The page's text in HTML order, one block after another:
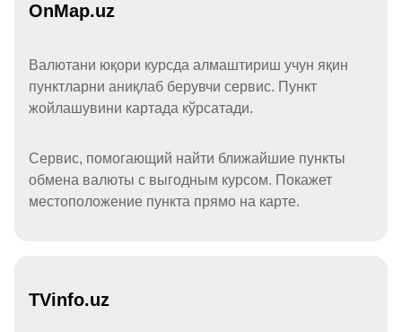
OnMap.uz
Валютани юқори курсда алмаштириш учун яқин
пунктларни аниқлаб берувчи сервис. Пункт
жойлашувини картада кўрсатади.
Сервис, помогающий найти ближайшие пункты
обмена валюты с выгодным курсом. Покажет
местоположение пункта прямо на карте.
TVinfo.uz